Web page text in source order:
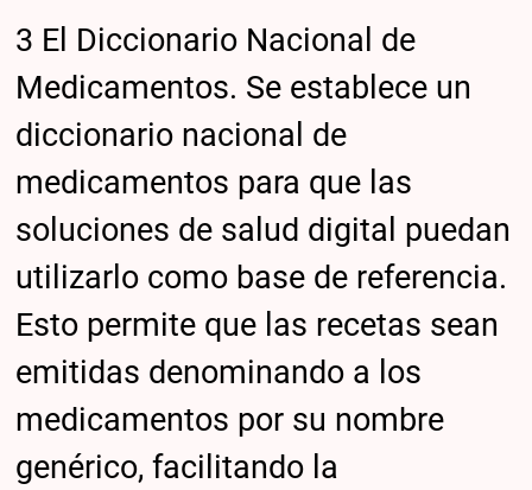
3 El Diccionario Nacional de
Medicamentos. Se establece un
diccionario nacional de
medicamentos para que las
soluciones de salud digital puedan
utilizarlo como base de referencia.
Esto permite que las recetas sean
emitidas denominando a los
medicamentos por su nombre
genérico, facilitando la